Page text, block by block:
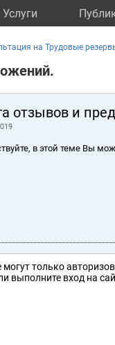
Услуги
на Трудовые
отзывов и
в этой теме Вы
только
выполните вход на